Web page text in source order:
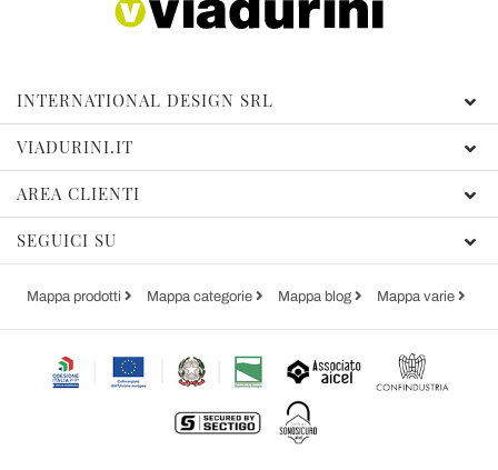
INTERNATIONAL DESIGN SRL
VIADURINI.IT
AREA CLIENTI
SEGUICI SU
Mappa prodotti Mappa categorie Mappa blog Mappa varie